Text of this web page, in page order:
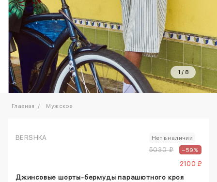
1 / 8
Главная Мужское
BERSHKA Нет в наличии
5030 ₽ –59%
2100 ₽
Джинсовые шорты-бермуды парашютного кроя